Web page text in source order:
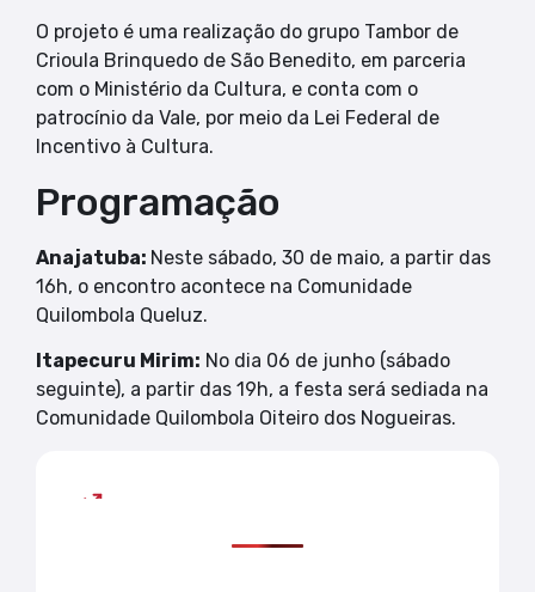
O projeto é uma realização do grupo Tambor de
Crioula Brinquedo de São Benedito, em parceria
com o Ministério da Cultura, e conta com o
patrocínio da Vale, por meio da Lei Federal de
Incentivo à Cultura.
Programação
Anajatuba: Neste sábado, 30 de maio, a partir das
16h, o encontro acontece na Comunidade
Quilombola Queluz.
Itapecuru Mirim: No dia 06 de junho (sábado
seguinte), a partir das 19h, a festa será sediada na
Comunidade Quilombola Oiteiro dos Nogueiras.